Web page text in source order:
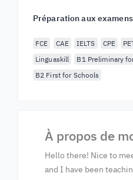
Préparation aux examens
FCE CAE IELTS CPE
Linguaskill
B1 Preliminary
B2 First for Schools
À propos de
Hello there! Nice to
and I have been